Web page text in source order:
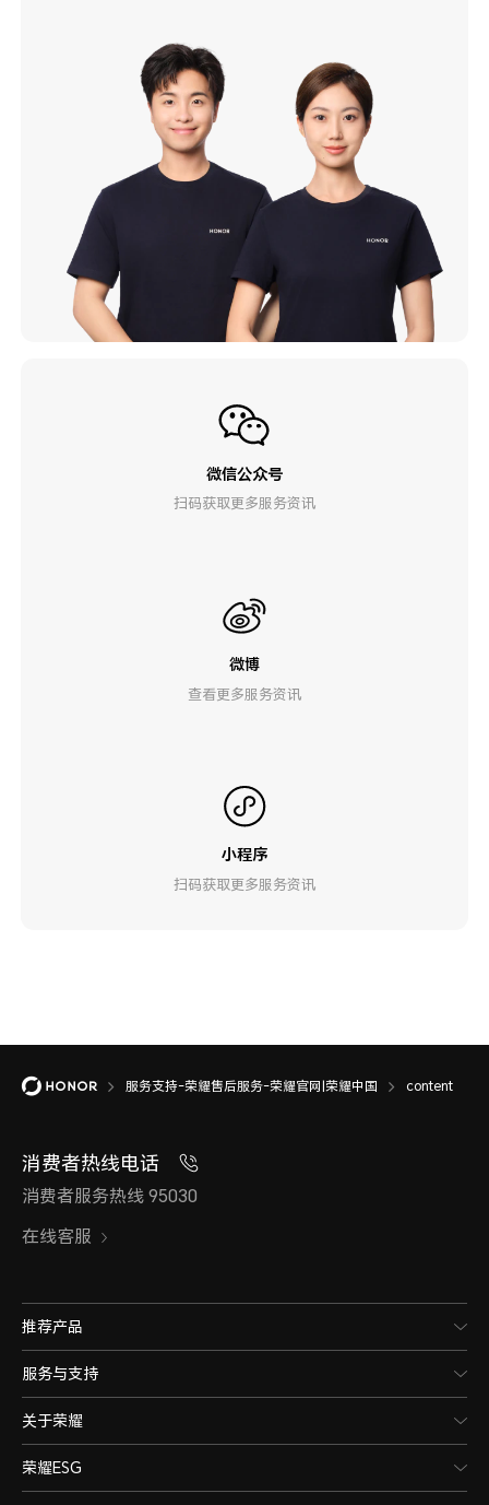
微信公众号
扫码获取更多服务资讯
微博
查看更多服务资讯
小程序
扫码获取更多服务资讯
服务支持-荣耀售后服务-荣耀官网|荣耀中国 content
消费者热线电话
消费者服务热线 95030
在线客服
推荐产品
服务与支持
关于荣耀
荣耀ESG